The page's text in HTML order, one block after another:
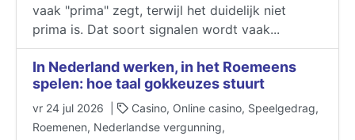
vaak "prima" zegt, terwijl het duidelijk niet
prima is. Dat soort signalen wordt vaak...
I​​​​​​​n Nederland werken, in het Roemeens
spelen: hoe taal gokkeuzes stuurt
vr 24 jul 2026 |
Casino, Online casino, Speelgedrag,
Roemenen, Nederlandse vergunning,